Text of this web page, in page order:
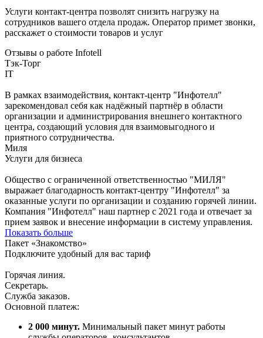
Услуги контакт-центра позволят снизить нагрузку на
сотрудников вашего отдела продаж. Оператор примет звонки,
расскажет о стоимости товаров и услуг
Отзывы о работе Infotell
Тэк-Торг
IT
В рамках взаимодействия, контакт-центр "Инфотелл"
зарекомендовал себя как надёжный партнёр в области
организации и администрирования внешнего контактного
центра, создающий условия для взаимовыгодного и
приятного сотрудничества.
Миля
Услуги для бизнеса
Общество с ограниченной ответственностью "МИЛЯ"
выражает благодарность контакт-центру "Инфотелл" за
оказанные услуги по организации и созданию горячей линии.
Компания "Инфотелл" наш партнер с 2021 года и отвечает за
прием заявок и внесение информации в систему управления.
Показать больше
Пакет «Знакомство»
Подключите удобный для вас тариф
Горячая линия.
Секретарь.
Служба заказов.
Основной платеж:
2 000 минут. Минимальный пакет минут работы